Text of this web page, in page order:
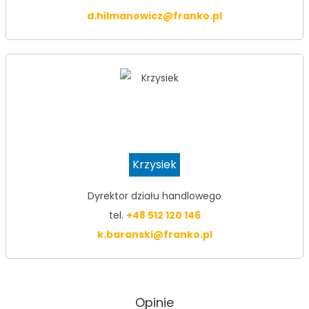
d.hilmanowicz@franko.pl
Krzysiek
Dyrektor działu handlowego
tel. +48 512 120 146
k.baranski@franko.pl
Opinie